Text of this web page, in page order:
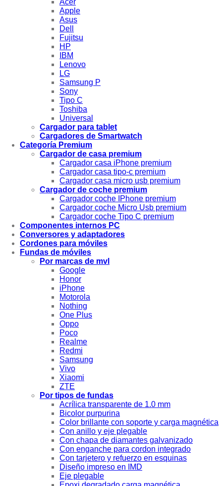
Apple
Asus
Dell
Fujitsu
HP
IBM
Lenovo
LG
Samsung P
Sony
Tipo C
Toshiba
Universal
Cargador para tablet
Cargadores de Smartwatch
Categoría Premium
Cargador de casa premium
Cargador casa iPhone premium
Cargador casa tipo-c premium
Cargador casa micro usb premium
Cargador de coche premium
Cargador coche IPhone premium
Cargador coche Micro Usb premium
Cargador coche Tipo C premium
Componentes internos PC
Conversores y adaptadores
Cordones para móviles
Fundas de móviles
Por marcas de mvl
Google
Honor
iPhone
Motorola
Nothing
One Plus
Oppo
Poco
Realme
Redmi
Samsung
Vivo
Xiaomi
ZTE
Por tipos de fundas
Acrílica transparente de 1.0 mm
Bicolor purpurina
Color brillante con soporte y carga magnética
Con anillo y eje plegable
Con chapa de diamantes galvanizado
Con enganche para cordon integrado
Con tarjetero y refuerzo en esquinas
Diseño impreso en IMD
Eje plegable